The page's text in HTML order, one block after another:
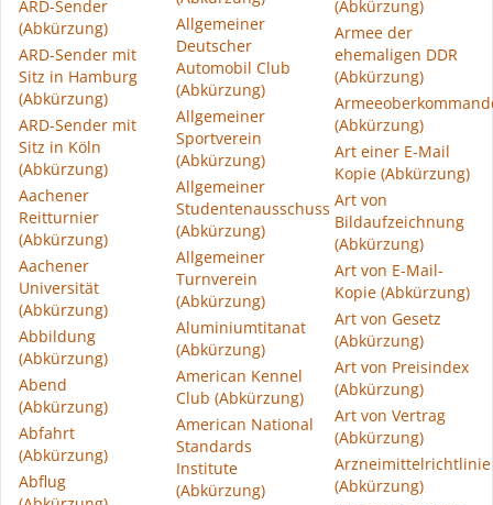
ARD-Sender
(Abkürzung)
ARD-Sender mit
Sitz in Hamburg
(Abkürzung)
ARD-Sender mit
Sitz in Köln
(Abkürzung)
Aachener
Reitturnier
(Abkürzung)
Aachener
Universität
(Abkürzung)
Abbildung
(Abkürzung)
Abend
(Abkürzung)
Abfahrt
(Abkürzung)
Abflug
Allgemeiner
Deutscher
Automobil Club
(Abkürzung)
Allgemeiner
Sportverein
(Abkürzung)
Allgemeiner
Studentenausschuss
(Abkürzung)
Allgemeiner
Turnverein
(Abkürzung)
Aluminiumtitanat
(Abkürzung)
American Kennel
Club (Abkürzung)
American National
Standards
Institute
(Abkürzung)
(Abkürzung)
Armee der
ehemaligen DDR
(Abkürzung)
(Abkürzung)
Art einer E-Mail
Kopie (Abkürzung)
Art von
Bildaufzeichnung
(Abkürzung)
Art von E-Mail-
Kopie (Abkürzung)
Art von Gesetz
(Abkürzung)
Art von Preisindex
(Abkürzung)
Art von Vertrag
(Abkürzung)
Arzneimittelrichtlinie
(Abkürzung)